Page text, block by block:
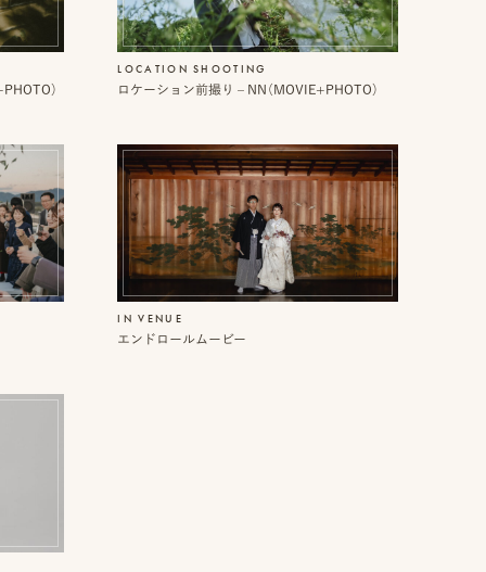
）
LOCATION SHOOTING
ロケーション前撮り – NN（MOVIE+PHOTO）
IN VENUE
エンドロールムービー